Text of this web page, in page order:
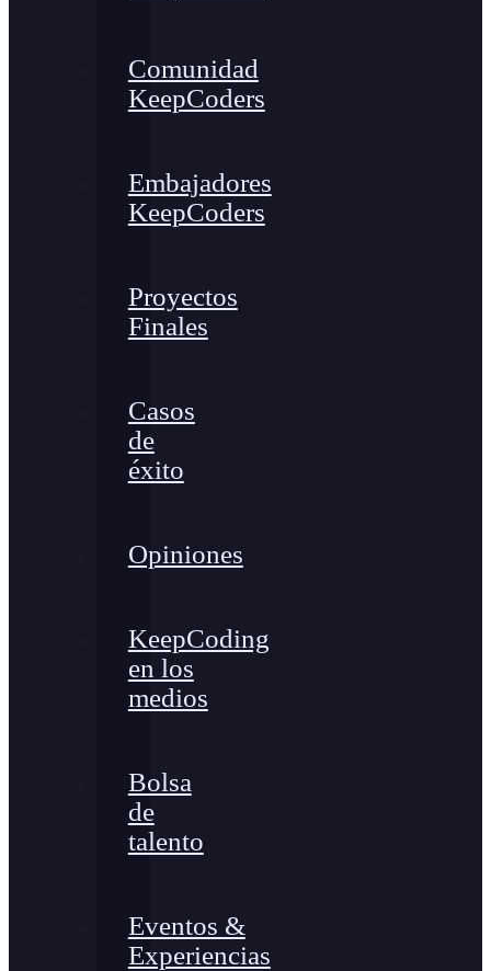
Comunidad
KeepCoders
Embajadores
KeepCoders
Proyectos
Finales
Casos
de
éxito
Opiniones
KeepCoding
en los
medios
Bolsa
de
talento
Eventos &
Experiencias